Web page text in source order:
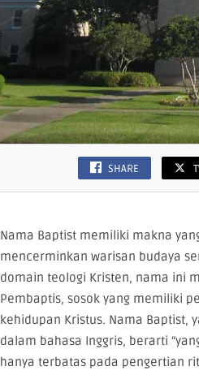
SHARE
Nama Baptist memiliki makna
mencerminkan warisan budaya
domain teologi Kristen, nama ini
Pembaptis, sosok yang memiliki
kehidupan Kristus. Nama Baptist,
dalam bahasa Inggris, berarti
hanya terbatas pada pengertian